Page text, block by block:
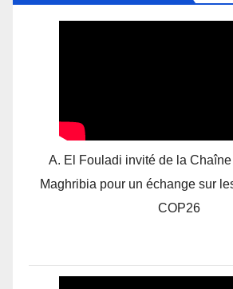
A. El Fouladi invité de la Chaîne
Maghribia pour un échange sur
COP26